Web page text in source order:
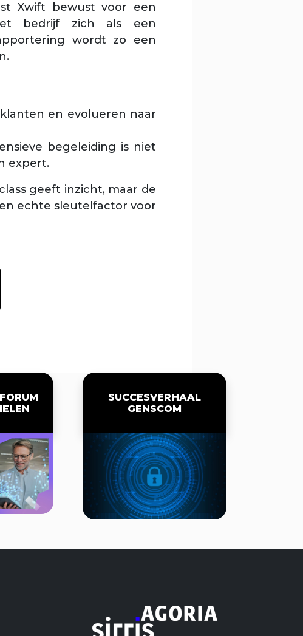
Xwift bewust voor een
bedrijf zich als een
wordt zo een
en evolueren naar
begeleiding is niet
expert.
geeft inzicht, maar de
echte sleutelfactor voor
SUCCESVERHAAL
GENSCOM